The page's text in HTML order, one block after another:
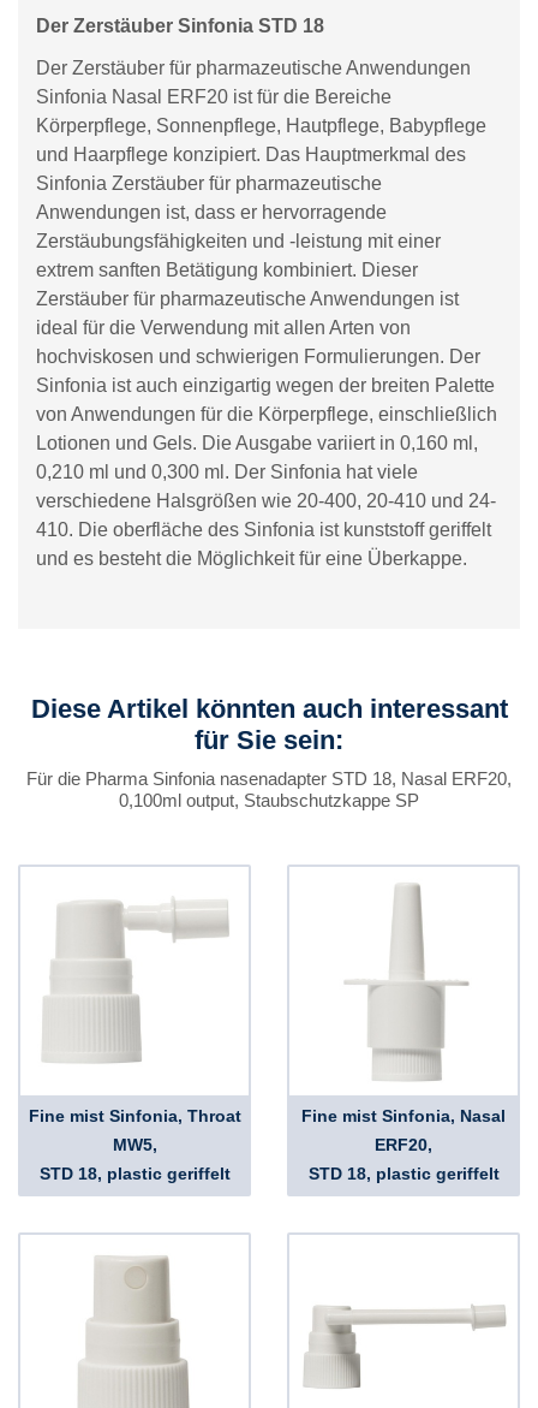
Der Zerstäuber Sinfonia STD 18
Der Zerstäuber für pharmazeutische Anwendungen
Sinfonia Nasal ERF20 ist für die Bereiche
Körperpflege, Sonnenpflege, Hautpflege, Babypflege
und Haarpflege konzipiert. Das Hauptmerkmal des
Sinfonia Zerstäuber für pharmazeutische
Anwendungen ist, dass er hervorragende
Zerstäubungsfähigkeiten und -leistung mit einer
extrem sanften Betätigung kombiniert. Dieser
Zerstäuber für pharmazeutische Anwendungen ist
ideal für die Verwendung mit allen Arten von
hochviskosen und schwierigen Formulierungen. Der
Sinfonia ist auch einzigartig wegen der breiten Palette
von Anwendungen für die Körperpflege, einschließlich
Lotionen und Gels. Die Ausgabe variiert in 0,160 ml,
0,210 ml und 0,300 ml. Der Sinfonia hat viele
verschiedene Halsgrößen wie 20-400, 20-410 und 24-
410. Die oberfläche des Sinfonia ist kunststoff geriffelt
und es besteht die Möglichkeit für eine Überkappe.
Diese Artikel könnten auch interessant
für Sie sein:
Für die Pharma Sinfonia nasenadapter STD 18, Nasal ERF20,
0,100ml output, Staubschutzkappe SP
Fine mist Sinfonia, Throat
MW5,
STD 18, plastic geriffelt
Fine mist Sinfonia, Nasal
ERF20,
STD 18, plastic geriffelt